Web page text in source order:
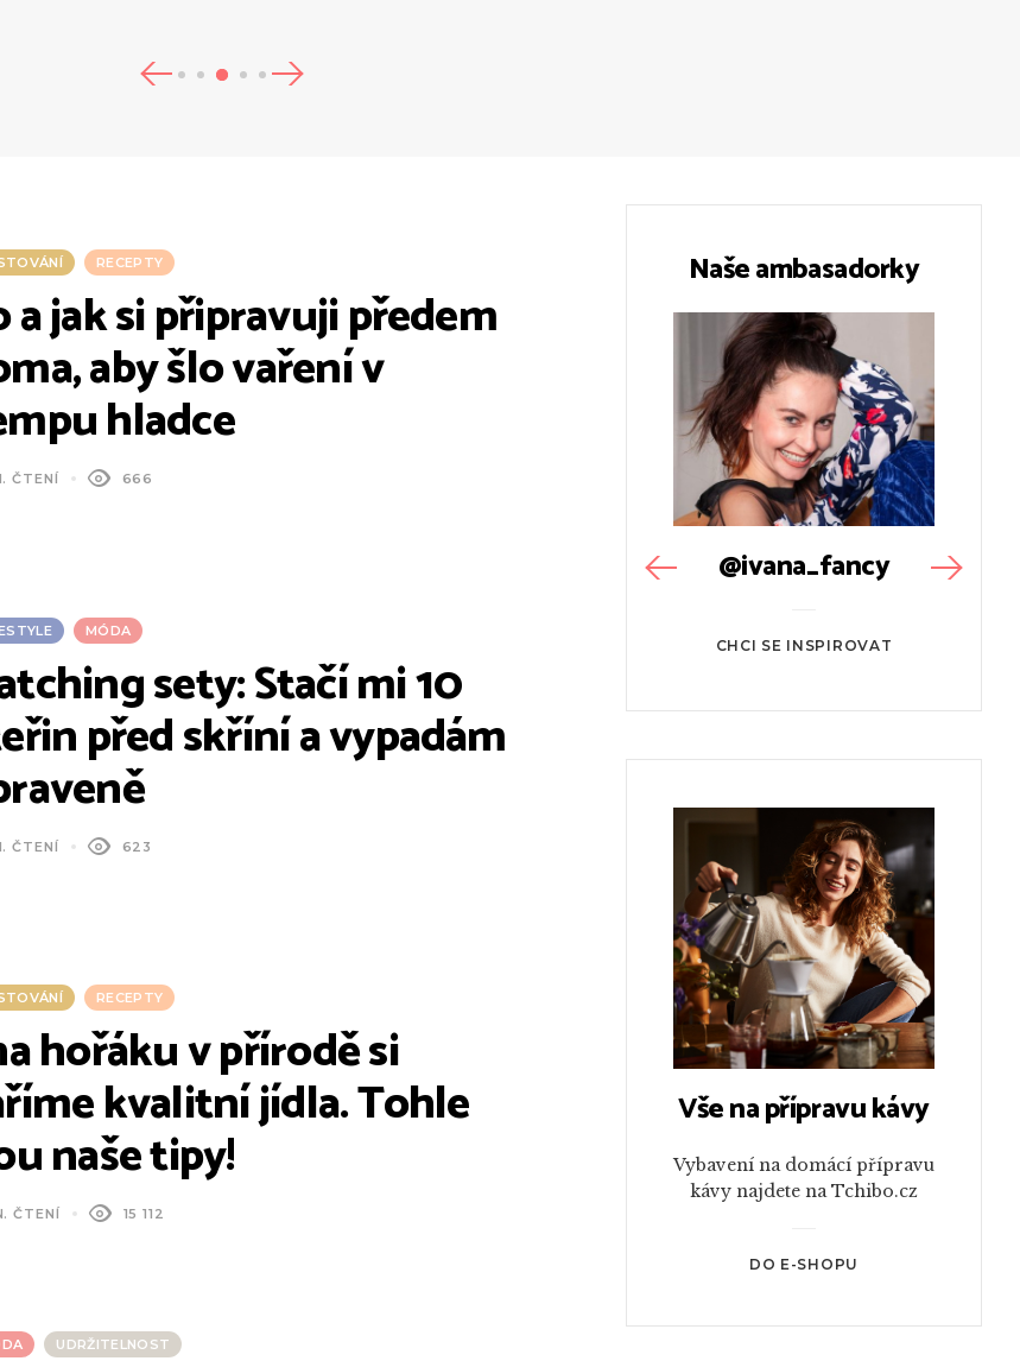
RECEPTY
a jak si připravuji předem
aby šlo vaření v
hladce
ČTENÍ 666
MÓDA
sety: Stačí mi 10
před skříní a vypadám
ČTENÍ 623
RECEPTY
hořáku v přírodě si
kvalitní jídla. Tohle
naše tipy!
ČTENÍ 15 112
UDRŽITELNOST
Naše ambasadorky
@ivana_fancy
CHCI SE INSPIROVAT
Vše na přípravu kávy
Vybavení na domácí přípravu
kávy najdete na Tchibo.cz
DO E-SHOPU